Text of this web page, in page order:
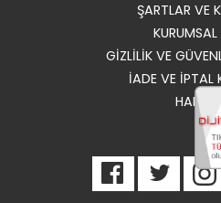
ŞARTLAR VE
GIZLILIK VE
İADE VE İPTAL